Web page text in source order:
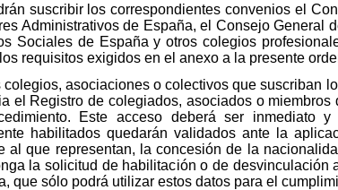
suscribir los correspondientes convenios el
Administrativos de España, el Consejo General
Sociales de España y otros colegios
requisitos exigidos en el anexo a la presente
colegios, asociaciones o colectivos que suscriban
el Registro de colegiados, asociados o
Este acceso deberá ser inmediato
habilitados quedarán validados ante la
al que representan, la concesión de la
la solicitud de habilitación o de
que sólo podrá utilizar estos datos para el